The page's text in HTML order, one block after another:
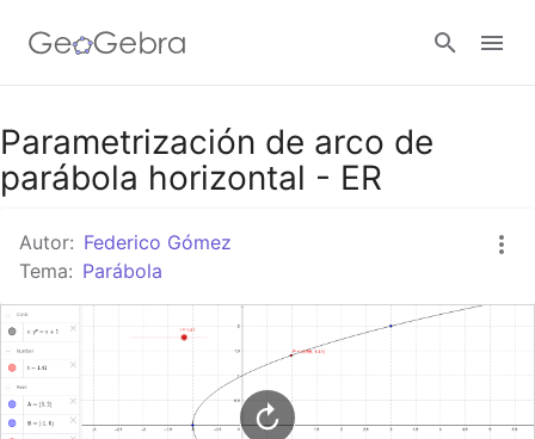
Google Classroom
Abrir sesión
Parametrización de arco de
parábola horizontal - ER
Autor: Federico Gómez
Tema: Parábola